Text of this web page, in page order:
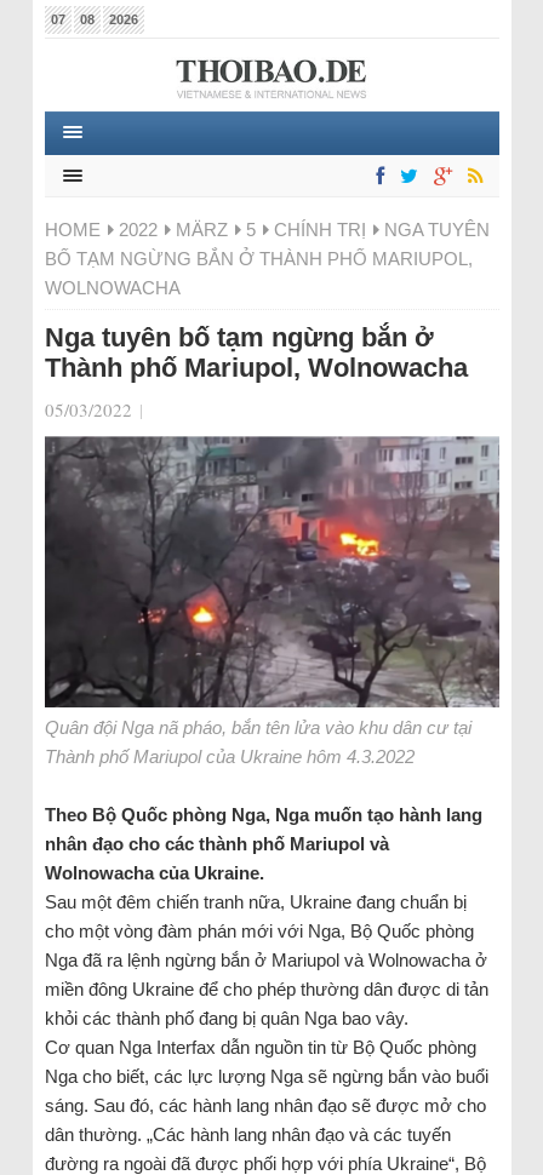
07 08 2026
HOME 2022 MÄRZ 5 CHÍNH TRỊ
NGA TUYÊN
BỐ TẠM NGỪNG BẮN Ở THÀNH PHỐ MARIUPOL,
WOLNOWACHA
Nga tuyên bố tạm ngừng bắn ở
Thành phố Mariupol, Wolnowacha
05/03/2022 |
Quân đội Nga nã pháo, bắn tên lửa vào khu dân cư tại
Thành phố Mariupol của Ukraine hôm 4.3.2022
Theo Bộ Quốc phòng Nga, Nga muốn tạo hành lang
nhân đạo cho các thành phố Mariupol và
Wolnowacha của Ukraine.
Sau một đêm chiến tranh nữa, Ukraine đang chuẩn bị
cho một vòng đàm phán mới với Nga, Bộ Quốc phòng
Nga đã ra lệnh ngừng bắn ở Mariupol và Wolnowacha ở
miền đông Ukraine để cho phép thường dân được di tản
khỏi các thành phố đang bị quân Nga bao vây.
Cơ quan Nga Interfax dẫn nguồn tin từ Bộ Quốc phòng
Nga cho biết, các lực lượng Nga sẽ ngừng bắn vào buổi
sáng. Sau đó, các hành lang nhân đạo sẽ được mở cho
dân thường. „Các hành lang nhân đạo và các tuyến
đường ra ngoài đã được phối hợp với phía Ukraine“, Bộ